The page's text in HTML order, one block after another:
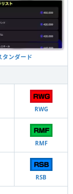
タンダード
RWG
RMF
RSB